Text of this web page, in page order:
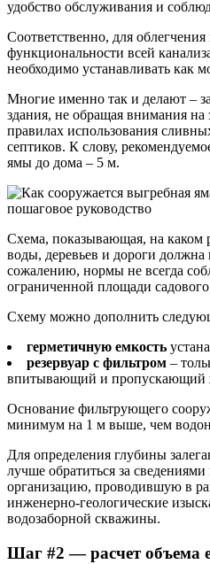
удобство обслуживания и
Соответственно, для
функциональности всей
необходимо устанавливать как
Многие именно так и делают –
здания, не обращая внимания на
правилах использования
септиков. К слову,
ямы до дома – 5 м.
Схема, показывающая, на каком
воды, деревьев и дороги должна
сожалению, нормы не всегда
ограниченной площади садового
Схему можно дополнить
герметичную емкость
резервуар с фильтром –
впитывающий и пропускающий
Основание фильтрующего
минимум на 1 м выше, чем
Для определения глубины
лучше обратиться за
организацию, проводившую в
инженерно-геологические
водозаборной скважины.
Шаг #2 — расчет объема